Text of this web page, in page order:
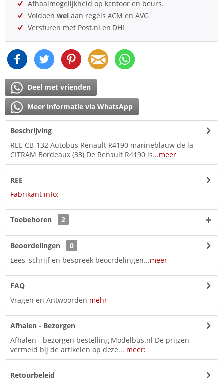
Afhaalmogelijkheid op kantoor en beurs.
Voldoen wel aan regels ACM en AVG
Versturen met Post.nl en DHL
Deel met vrienden
Meer informatie via WhatsApp
Beschrijving
REE CB-132 Autobus Renault R4190 marineblauw de la
CITRAM Bordeaux (33) De Renault R4190 is...meer
REE
Fabrikant info:
Toebehoren 2
Beoordelingen
0
Lees, schrijf en bespreek beoordelingen...meer
FAQ
Vragen en Antwoorden mehr
Afhalen - Bezorgen
Afhalen - bezorgen bestelling Modelbus.nl De prijzen
vermeld bij de artikelen op deze... meer:
Retourbeleid